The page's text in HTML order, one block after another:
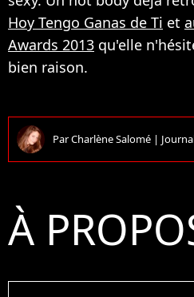
Hoy Tengo Ganas de Ti et
Awards 2013 qu'elle
bien raison.
ParCharlène Salomé |
À